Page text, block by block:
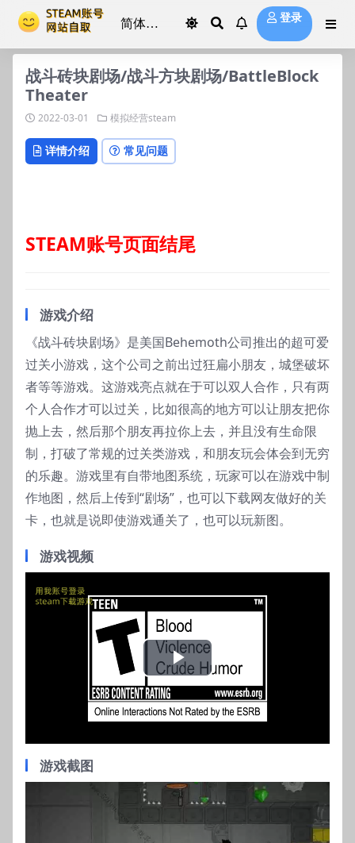
登录
战斗砖块剧场/战斗方块剧场/BattleBlock
Theater
2022-03-01 模拟经营steam
详情介绍 常见问题
STEAM账号页面结尾
游戏介绍
《战斗砖块剧场》是美国Behemoth公司推出的超可爱
过关小游戏，这个公司之前出过狂扁小朋友，城堡破坏
者等等游戏。这游戏亮点就在于可以双人合作，只有两
个人合作才可以过关，比如很高的地方可以让朋友把你
抛上去，然后那个朋友再拉你上去，并且没有生命限
制，打破了常规的过关类游戏，和朋友玩会体会到无穷
的乐趣。游戏里有自带地图系统，玩家可以在游戏中制
作地图，然后上传到“剧场”，也可以下载网友做好的关
卡，也就是说即使游戏通关了，也可以玩新图。
游戏视频
Play
Video
游戏截图